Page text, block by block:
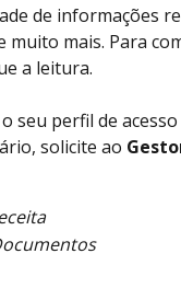
de informações
mais. Para
a leitura.
seu perfil de acesso
solicite ao